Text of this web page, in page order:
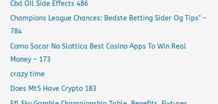
Cbd Oil Side Effects 486
Champions League Chances: Bedste Betting Sider Og Tips" –
784
Como Sacar No Slottica Best Casino Apps To Win Real
Money – 173
crazy time
Does Mt5 Have Crypto 183